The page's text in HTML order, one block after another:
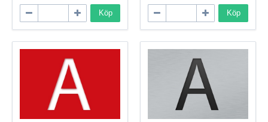
Köp Köp